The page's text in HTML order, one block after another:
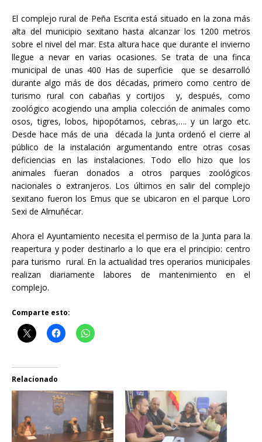
El complejo rural de Peña Escrita está situado en la zona más
alta del municipio sexitano hasta alcanzar los 1200 metros
sobre el nivel del mar. Esta altura hace que durante el invierno
llegue a nevar en varias ocasiones. Se trata de una finca
municipal de unas 400 Has de superficie que se desarrolló
durante algo más de dos décadas, primero como centro de
turismo rural con cabañas y cortijos y, después, como
zoológico acogiendo una amplia colección de animales como
osos, tigres, lobos, hipopótamos, cebras,…. y un largo etc.
Desde hace más de una década la Junta ordenó el cierre al
público de la instalación argumentando entre otras cosas
deficiencias en las instalaciones. Todo ello hizo que los
animales fueran donados a otros parques zoológicos
nacionales o extranjeros. Los últimos en salir del complejo
sexitano fueron los Emus que se ubicaron en el parque Loro
Sexi de Almuñécar.
Ahora el Ayuntamiento necesita el permiso de la Junta para la
reapertura y poder destinarlo a lo que era el principio: centro
para turismo rural. En la actualidad tres operarios municipales
realizan diariamente labores de mantenimiento en el
complejo.
Comparte esto:
Relacionado